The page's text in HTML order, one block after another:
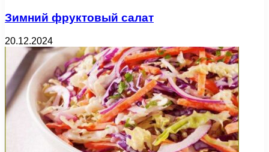
Зимний фруктовый салат
20.12.2024